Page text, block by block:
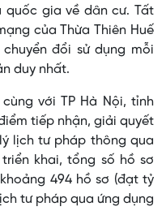
gia về dân cư. Tất
của Thừa Thiên Huế
đổi sử dụng mỗi
duy nhất.
với TP Hà Nội, tỉnh
tiếp nhận, giải quyết
lịch tư pháp thông qua
triển khai, tổng số hồ sơ
494 hồ sơ (đạt tỷ
tư pháp qua ứng dụng